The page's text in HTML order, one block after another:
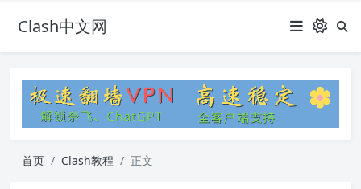
Clash中文网
首页 Clash教程 正文